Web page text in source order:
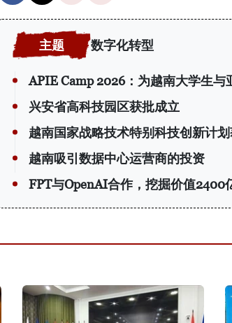
数字化转型
APIE Camp 2026：为越南大学生
兴安省高科技园区获批成立
越南国家战略技术特别科技创新计
越南吸引数据中心运营商的投资
FPT与OpenAI合作，挖掘价值2400